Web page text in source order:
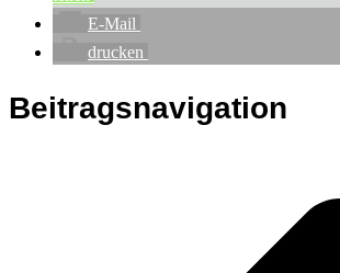
E-Mail
drucken
Beitragsnavigation